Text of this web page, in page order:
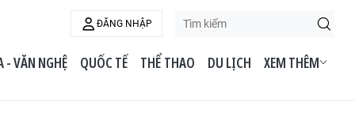
ĐĂNG NHẬP
- VĂN NGHỆ QUỐC TẾ THỂ THAO DU LỊCH XEM THÊM